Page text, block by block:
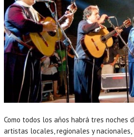
Como todos los años habrá tres noches
artistas locales, regionales y nacionales,